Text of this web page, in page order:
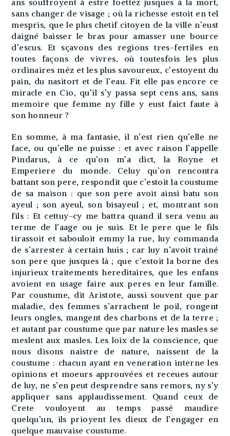
En somme, à ma fantasie, il n’est rien qu’elle ne
face, ou qu’elle ne puisse : et avec raison l’appelle
Pindarus, à ce qu’on m’a dict, la Royne et
Emperiere du monde. Celuy qu’on rencontra
battant son pere, respondit que c’estoit la coustume
de sa maison : que son pere avoit ainsi batu son
ayeul ; son ayeul, son bisayeul ; et, montrant son
fils : Et cettuy-cy me battra quand il sera venu au
terme de l’aage ou je suis. Et le pere que le fils
tirassoit et sabouloit emmy la rue, luy commanda
de s’arrester à certain huis ; car luy n’avoit trainé
son pere que jusques là ; que c’estoit la borne des
injurieux traitements hereditaires, que les enfans
avoient en usage faire aux peres en leur famille.
Par coustume, dit Aristote, aussi souvent que par
maladie, des femmes s’arrachent le poil, rongent
leurs ongles, mangent des charbons et de la terre ;
et autant par coustume que par nature les masles se
meslent aux masles. Les loix de la conscience, que
nous disons naistre de nature, naissent de la
coustume : chacun ayant en veneration interne les
opinions et moeurs approuvées et receues autour
de luy, ne s’en peut desprendre sans remors, ny s’y
appliquer sans applaudissement. Quand ceux de
Crete vouloyent au temps passé maudire
quelqu’un, ils prioyent les dieux de l’engager en
quelque mauvaise coustume.